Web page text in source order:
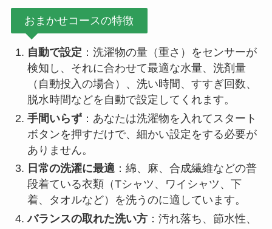
おまかせコースの特徴
自動で設定 ：洗濯物の量（重さ）をセンサーが
検知し、それに合わせて最適な水量、洗剤量
（自動投入の場合）、洗い時間、すすぎ回数、
脱水時間などを自動で設定してくれます。
手間いらず：あなたは洗濯物を入れてスタート
ボタンを押すだけで、細かい設定をする必要が
ありません。
日常の洗濯に最適：綿、麻、合成繊維などの普
段着ている衣類（Tシャツ、ワイシャツ、下
着、タオルなど）を洗うのに適しています。
バランスの取れた洗い方：汚れ落ち、節水性、